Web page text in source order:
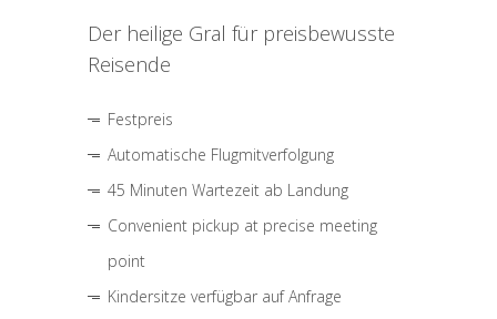
Der heilige Gral für preisbewusste
Reisende
Festpreis
Automatische Flugmitverfolgung
45 Minuten Wartezeit ab Landung
Convenient pickup at precise meeting
point
Kindersitze verfügbar auf Anfrage